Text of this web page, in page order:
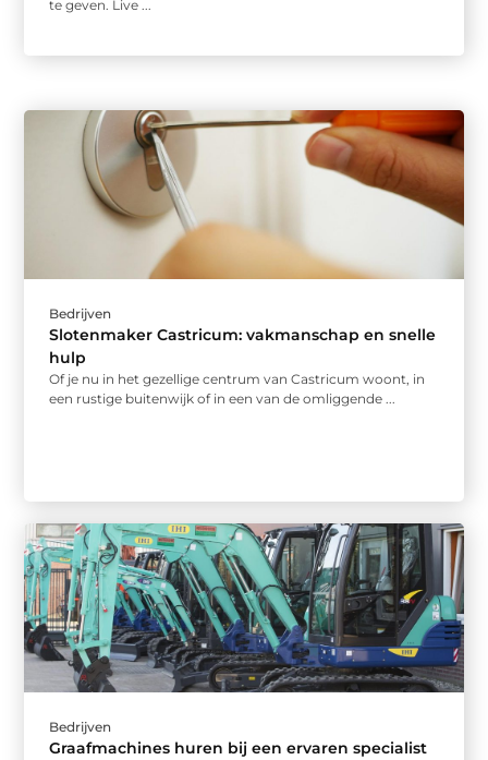
te geven. Live ...
Bedrijven
Slotenmaker Castricum: vakmanschap en snelle
hulp
Of je nu in het gezellige centrum van Castricum woont, in
een rustige buitenwijk of in een van de omliggende ...
Bedrijven
Graafmachines huren bij een ervaren specialist